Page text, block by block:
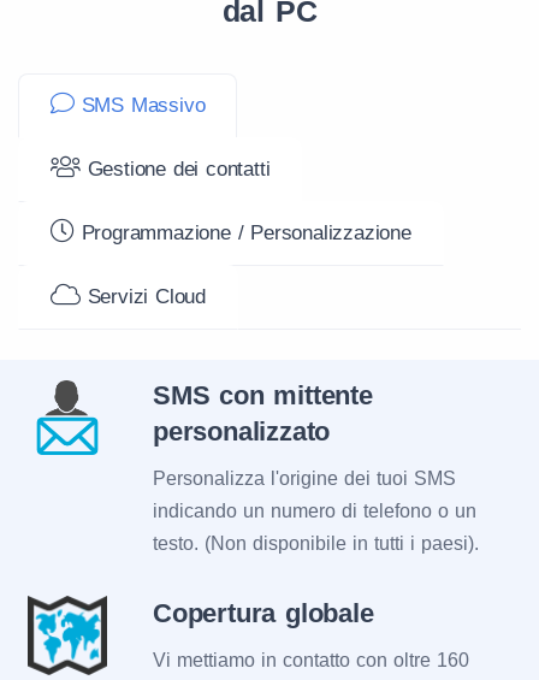
dal PC
SMS Massivo
Gestione dei contatti
Programmazione / Personalizzazione
Servizi Cloud
SMS con mittente
personalizzato
Personalizza l'origine dei tuoi SMS
indicando un numero di telefono o un
testo. (Non disponibile in tutti i paesi).
Copertura globale
Vi mettiamo in contatto con oltre 160